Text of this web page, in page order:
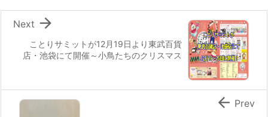
ことりサミットが12月19日より東武百貨
店・池袋にて開催～小鳥たちのクリスマス

Next
 Prev